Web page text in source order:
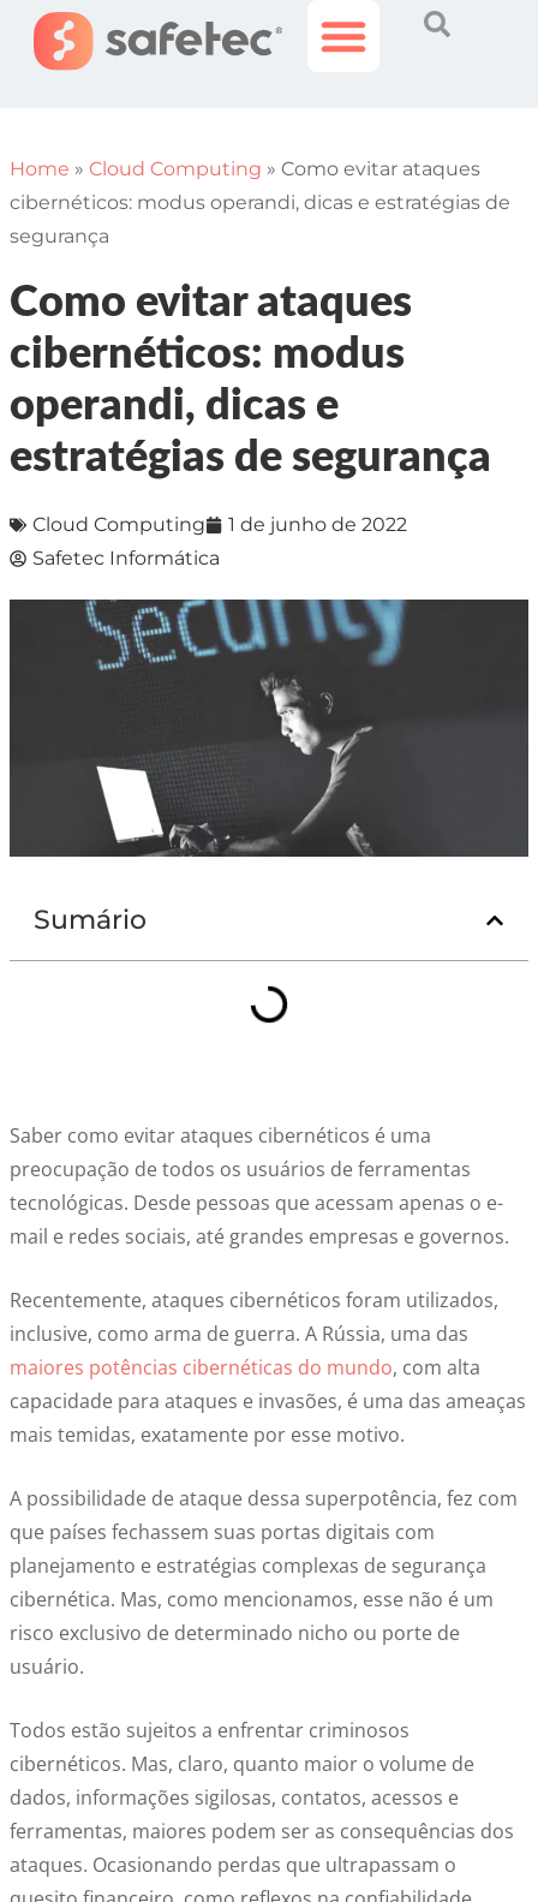
Home » Cloud Computing » Como evitar ataques
cibernéticos: modus operandi, dicas e estratégias de
segurança
Como evitar ataques
cibernéticos: modus
operandi, dicas e
estratégias de segurança
Cloud Computing
1 de junho de 2022
Safetec Informática
Sumário
Saber como evitar ataques cibernéticos é uma
preocupação de todos os usuários de ferramentas
tecnológicas. Desde pessoas que acessam apenas o e-
mail e redes sociais, até grandes empresas e governos.
Recentemente, ataques cibernéticos foram utilizados,
inclusive, como arma de guerra. A Rússia, uma das
maiores potências cibernéticas do mundo, com alta
capacidade para ataques e invasões, é uma das ameaças
mais temidas, exatamente por esse motivo.
A possibilidade de ataque dessa superpotência, fez com
que países fechassem suas portas digitais com
planejamento e estratégias complexas de segurança
cibernética. Mas, como mencionamos, esse não é um
risco exclusivo de determinado nicho ou porte de
usuário.
Todos estão sujeitos a enfrentar criminosos
cibernéticos. Mas, claro, quanto maior o volume de
dados, informações sigilosas, contatos, acessos e
ferramentas, maiores podem ser as consequências dos
ataques. Ocasionando perdas que ultrapassam o